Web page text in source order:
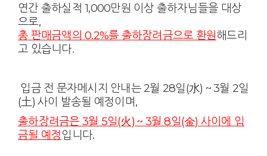
연간 출하실적 1,000만원 이상 출하자님들을 대상
으로,
총 판매금액의 0.2%를 출하장려금으로 환원해드리
고 있습니다.​
​ 입금 전 문자메시지 안내는 2월 28일(水) ~ 3월 2일
(土) 사이 발송될 예정이며,
출하장려금은 3월 5일(火) ~ 3월 8일(金) 사이에 입
금될 예정입니다.